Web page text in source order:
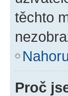
těchto
Proč